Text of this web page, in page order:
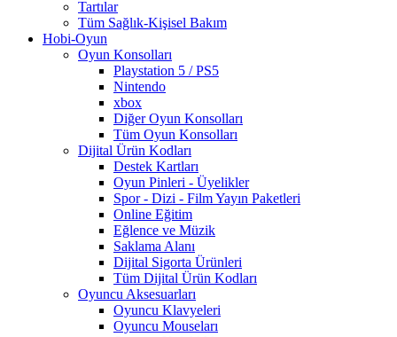
Tartılar
Tüm Sağlık-Kişisel Bakım
Hobi-Oyun
Oyun Konsolları
Playstation 5 / PS5
Nintendo
xbox
Diğer Oyun Konsolları
Tüm Oyun Konsolları
Dijital Ürün Kodları
Destek Kartları
Oyun Pinleri - Üyelikler
Spor - Dizi - Film Yayın Paketleri
Online Eğitim
Eğlence ve Müzik
Saklama Alanı
Dijital Sigorta Ürünleri
Tüm Dijital Ürün Kodları
Oyuncu Aksesuarları
Oyuncu Klavyeleri
Oyuncu Mouseları